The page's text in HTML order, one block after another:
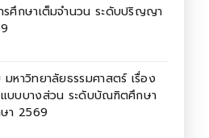
รศึกษาเต็มจำนวน ระดับปริญญา
หาวิทยาลัยธรรมศาสตร์ เรื่อง
บบบางส่วน ระดับบัณฑิตศึกษา
า 2569